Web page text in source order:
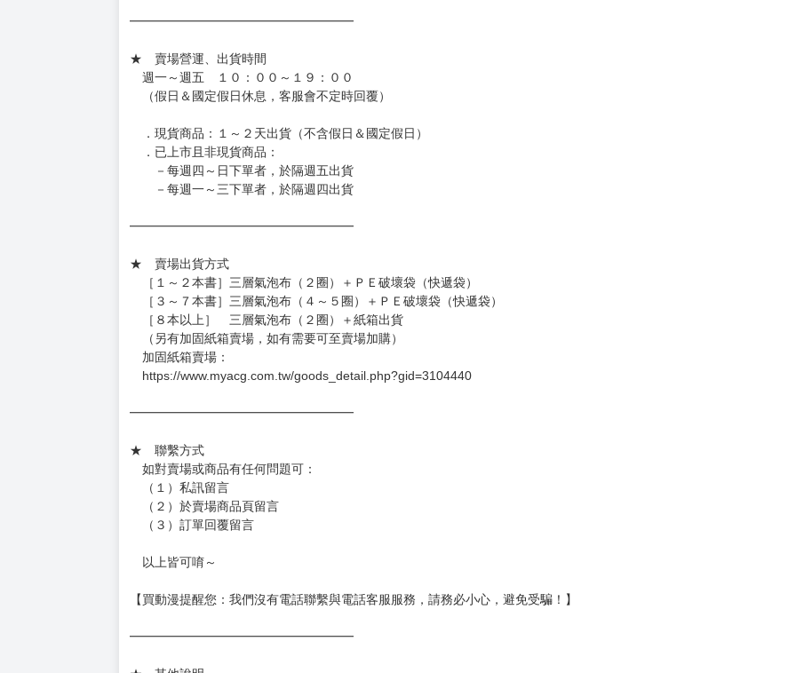
訂金金額將退回至買動漫錢包。
◆日本精品為受注代購性質，結單後恕無法取消，請慎重下單。
◆日本精品圖像僅供參考，設計及式樣請以實際商品為準，可能有色差。
約發售後1個月-2個月抵台。
◆如遇缺貨或砍單，將另行通知並取消訂單，敬請諒解。
週一～週五 １０：００～１９：００
（假日＆國定假日休息，客服會不定時回覆）
．現貨商品：１～２天出貨（不含假日＆國定假日）
．已上市且非現貨商品：
－每週四～日下單者，於隔週五出貨
－每週一～三下單者，於隔週四出貨
★ 賣場出貨方式
［１～２本書］三層氣泡布（２圈）＋ＰＥ破壞袋（快遞袋）
［３～７本書］三層氣泡布（４～５圈）＋ＰＥ破壞袋（快遞袋）
［８本以上］ 三層氣泡布（２圈）＋紙箱出貨
（另有加固紙箱賣場，如有需要可至賣場加購）
https://www.myacg.com.tw/goods_detail.php?gid=3104440
━━━━━━━━━━━━━━━━━━
（１）私訊留言